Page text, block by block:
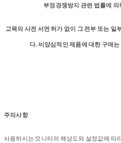
부정경쟁방지 관련 법률에
고목의 사전 서면 허가 없이 그 전부 또는 일
다. 비양심적인 제품에 대한 구매
주의사항
사용하시는 모니터의 해상도와 설정값에 따